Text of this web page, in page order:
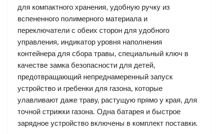
для компактного хранения, удобную ручку из
вспененного полимерного материала и
переключатели с обеих сторон для удобного
управления, индикатор уровня наполнения
контейнера для сбора травы, специальный ключ в
качестве замка безопасности для детей,
предотвращающий непреднамеренный запуск
устройство и гребенки для газона, которые
улавливают даже траву, растущую прямо у края, для
точной стрижки газона. Одна батарея и быстрое
зарядное устройство включены в комплект поставки.